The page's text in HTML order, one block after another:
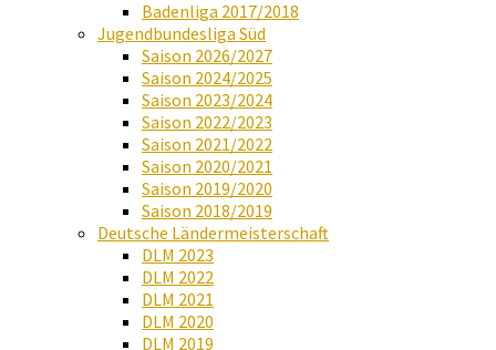
Badenliga 2017/2018
Jugendbundesliga Süd
Saison 2026/2027
Saison 2024/2025
Saison 2023/2024
Saison 2022/2023
Saison 2021/2022
Saison 2020/2021
Saison 2019/2020
Saison 2018/2019
Deutsche Ländermeisterschaft
DLM 2023
DLM 2022
DLM 2021
DLM 2020
DLM 2019